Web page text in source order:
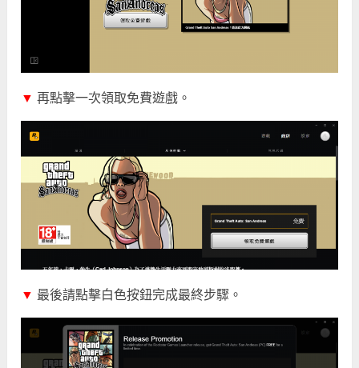
▼ 再點擊一次領取免費遊戲。
▼ 最後請點擊白色按鈕完成最終步驟。